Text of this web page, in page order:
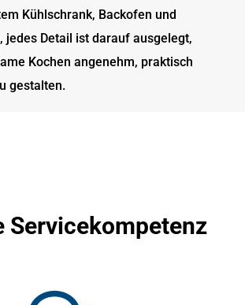
Kühlschrank, Backofen und
jedes Detail ist darauf ausgelegt,
Kochen angenehm, praktisch
gestalten.
Servicekompetenz